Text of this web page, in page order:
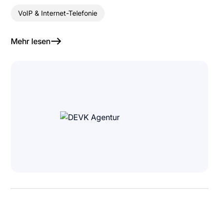
VoIP & Internet-Telefonie
Mehr lesen